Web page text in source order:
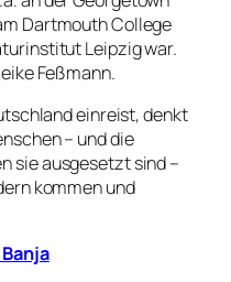
Dartmouth College
Leipzig war.
Feßmann.
einreist, denkt
– und die
sie ausgesetzt sind –
kommen und